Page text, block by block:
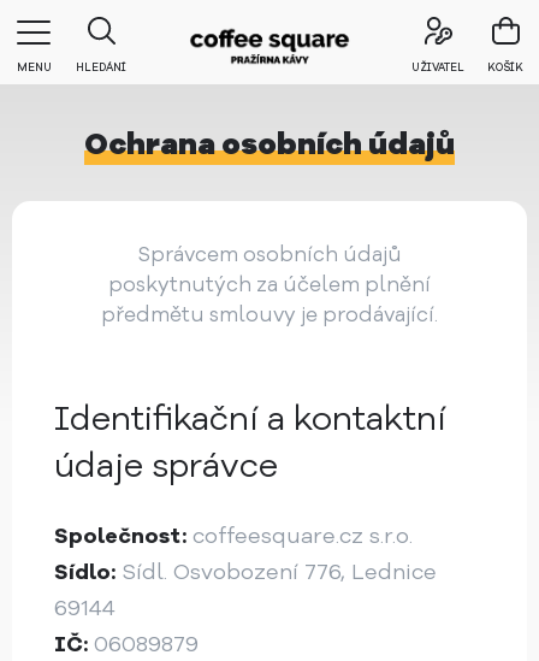
MENU HLEDÁNÍ UŽIVATEL KOŠÍK
Ochrana osobních údajů
Správcem osobních údajů
poskytnutých za účelem plnění
předmětu smlouvy je prodávající.
Identifikační a kontaktní
údaje správce
Společnost: coffeesquare.cz s.r.o.
Sídlo: Sídl. Osvobození 776, Lednice
69144
IČ: 06089879